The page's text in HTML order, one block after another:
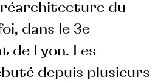
réarchitecture du
dans le 3e
de Lyon. Les
depuis plusieurs